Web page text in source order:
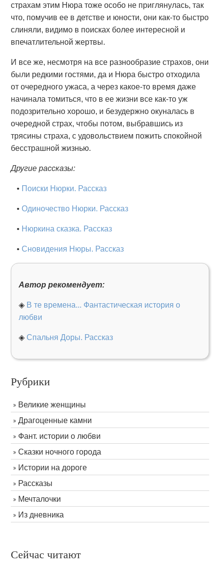
страхам этим Нюра тоже особо не приглянулась, так
что, помучив ее в детстве и юности, они как-то быстро
слиняли, видимо в поисках более интересной и
впечатлительной жертвы.
И все же, несмотря на все разнообразие страхов, они
были редкими гостями, да и Нюра быстро отходила
от очередного ужаса, а через какое-то время даже
начинала томиться, что в ее жизни все как-то уж
подозрительно хорошо, и безудержно окуналась в
очередной страх, чтобы потом, выбравшись из
трясины страха, с удовольствием пожить спокойной
бесстрашной жизнью.
Другие рассказы:
• Поиски Нюрки. Рассказ
•Одиночество Нюрки. Рассказ
• Нюркина сказка. Рассказ
•Сновидения Нюры. Рассказ
Автор рекомендует:
◈ В те времена... Фантастическая история о
любви
◈ Спальня Доры. Рассказ
Рубрики
Великие женщины
Драгоценные камни
Фант. истории о любви
Сказки ночного города
Истории на дороге
Рассказы
Мечталочки
Из дневника
Сейчас читают